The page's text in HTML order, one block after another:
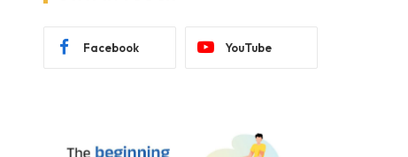
Facebook YouTube